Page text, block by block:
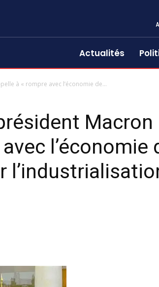
Actualités
à « rompre avec l’économie de...
Macron
l’économie